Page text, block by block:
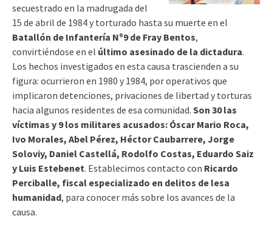
secuestrado en la madrugada del
15 de abril de 1984 y torturado hasta su muerte en el
Batallón de Infantería Nº9 de Fray Bentos,
convirtiéndose en el último asesinado de la dictadura.
Los hechos investigados en esta causa trascienden a su
figura: ocurrieron en 1980 y 1984, por operativos que
implicaron detenciones, privaciones de libertad y torturas
hacia algunos residentes de esa comunidad. Son 30 las
víctimas y 9 los militares acusados: Óscar Mario Roca,
Ivo Morales, Abel Pérez, Héctor Caubarrere, Jorge
Soloviy, Daniel Castellá, Rodolfo Costas, Eduardo Saiz
y Luis Estebenet. Establecimos contacto con Ricardo
Perciballe, fiscal especializado en delitos de lesa
humanidad, para conocer más sobre los avances de la
causa.